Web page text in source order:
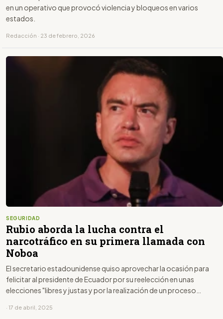
en un operativo que provocó violencia y bloqueos en varios
estados.
Redacción · 23 de febrero, 2026
SEGURIDAD
Rubio aborda la lucha contra el
narcotráfico en su primera llamada con
Noboa
El secretario estadounidense quiso aprovechar la ocasión para
felicitar al presidente de Ecuador por su reelección en unas
elecciones "libres y justas y por la realización de un proceso
· 17 de abril, 2025